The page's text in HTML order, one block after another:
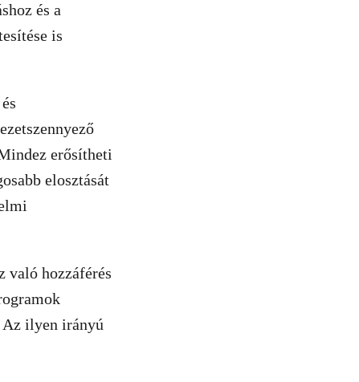
és a
is
erősítheti
elosztását
való hozzáférés
Az ilyen irányú